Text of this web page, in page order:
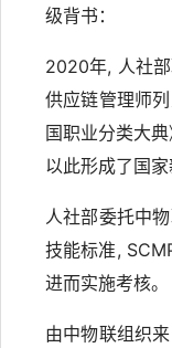
级背书：
2020年, 人社
供应链管理师
国职业分类大
以此形成了国家
人社部委托中
技能标准,
进而实施考核。
由中物联组织